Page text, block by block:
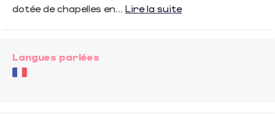
dotée de chapelles en... Lire la suite
Langues parlées